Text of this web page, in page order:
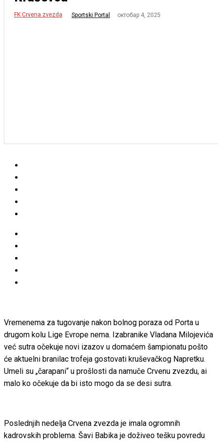
FK Crvena zvezda Sportski Portal октобар 4, 2025
Vremenema za tugovanje nakon bolnog poraza od Porta u
drugom kolu Lige Evrope nema. Izabranike Vladana Milojevića
već sutra očekuje novi izazov u domaćem šampionatu pošto
će aktuelni branilac trofeja gostovati kruševačkog Napretku.
Umeli su „čarapani“ u prošlosti da namuče Crvenu zvezdu, ai
malo ko očekuje da bi isto mogo da se desi sutra.
Poslednjih nedelja Crvena zvezda je imala ogromnih
kadrovskih problema. Šavi Babika je doživeo tešku povredu